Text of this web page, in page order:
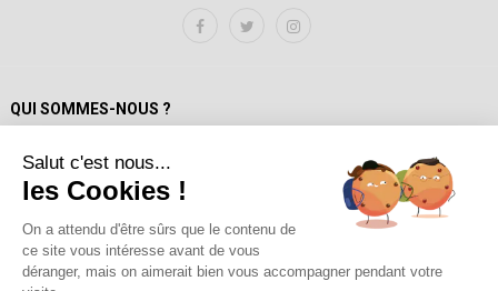
QUI SOMMES-NOUS ?
Mentions Légales
Politique de confidentialité
A propos de toutpourchanger.com
Fondateur et auteur / Yves Deloison
Les auteur.trices
Salut c'est nous...
les Cookies !
On a attendu d'être sûrs que le contenu de
ce site vous intéresse avant de vous
déranger, mais on aimerait bien vous accompagner pendant votre